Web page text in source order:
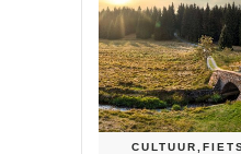
CULTUUR